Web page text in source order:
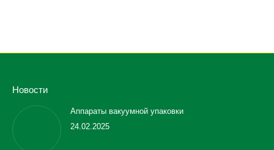
Новости
Аппараты вакуумной упаковки
24.02.2025